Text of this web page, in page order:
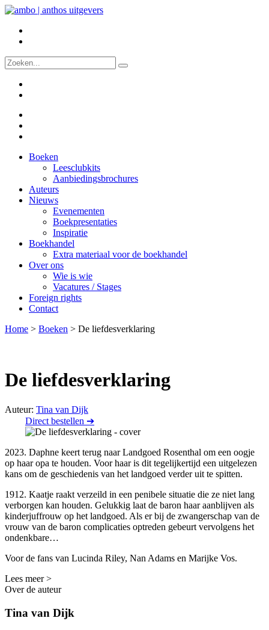
Boeken
Leesclubkits
Aanbiedingsbrochures
Auteurs
Nieuws
Evenementen
Boekpresentaties
Inspiratie
Boekhandel
Extra materiaal voor de boekhandel
Over ons
Wie is wie
Vacatures / Stages
Foreign rights
Contact
Home > Boeken > De liefdesverklaring
De liefdesverklaring
Auteur: Tina van Dijk
Direct bestellen ➔
2023. Daphne keert terug naar Landgoed Rosenthal om een oogje
op haar opa te houden. Voor haar is dit tegelijkertijd een uitgelezen
kans om de geschiedenis van het landgoed verder uit te spitten.
1912. Kaatje raakt verzeild in een penibele situatie die ze niet lang
verborgen kan houden. Gelukkig laat de baron haar aanblijven als
kinderjuffrouw op het landgoed. Als er bij de zwangerschap van de
vrouw van de baron complicaties optreden gebeurt vervolgens het
ondenkbare…
Voor de fans van Lucinda Riley, Nan Adams en Marijke Vos.
Lees meer >
Over de auteur
Tina van Dijk